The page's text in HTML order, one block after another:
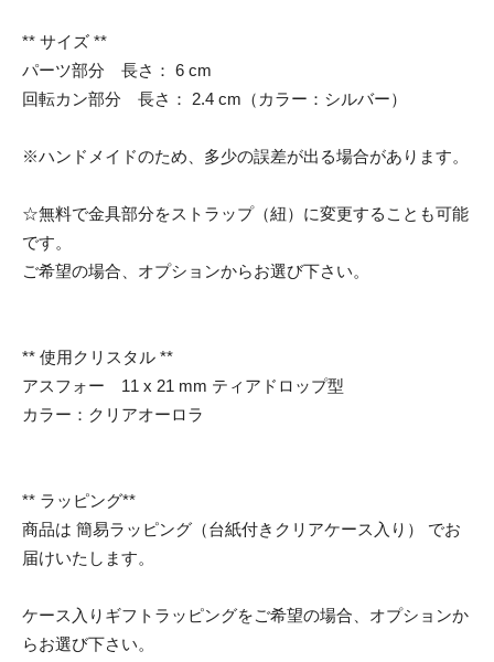
** サイズ **
パーツ部分 長さ： 6 cm
回転カン部分 長さ： 2.4 cm（カラー：シルバー）
※ハンドメイドのため、多少の誤差が出る場合があります。
☆無料で金具部分をストラップ（紐）に変更することも可能
です。
ご希望の場合、オプションからお選び下さい。
** 使用クリスタル **
アスフォー 11 x 21 mm ティアドロップ型
カラー：クリアオーロラ
** ラッピング**
商品は 簡易ラッピング（台紙付きクリアケース入り） でお
届けいたします。
ケース入りギフトラッピングをご希望の場合、オプションか
らお選び下さい。